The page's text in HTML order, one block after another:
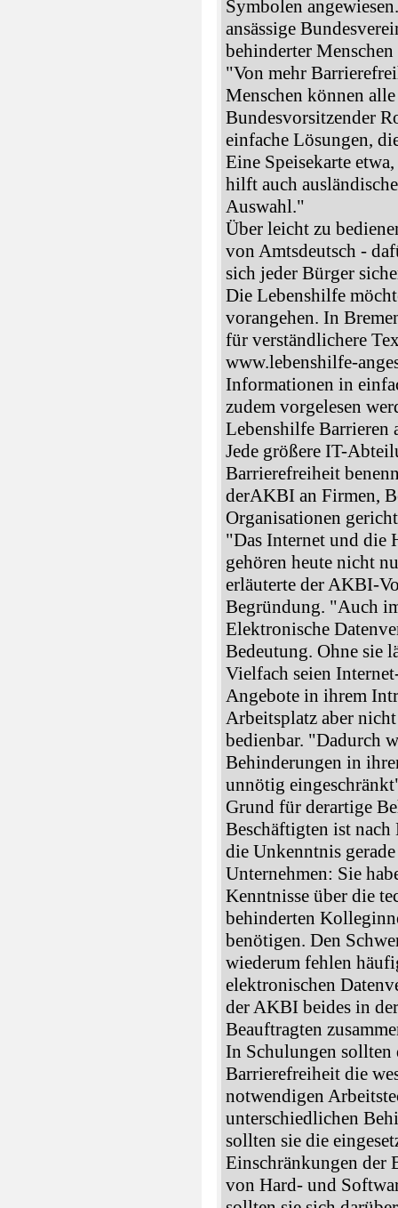
Symbolen
ansässige
behinderter
"Von mehr
Menschen können
Bundesvorsitzender
einfache Lösungen,
Eine Speisekarte
hilft auch
Auswahl."
Über leicht zu
von Amtsdeutsch -
sich jeder Bürger
Die Lebenshilfe
vorangehen. In
für verständlichere
www.lebenshilfe-
Informationen in
zudem vorgelesen
Lebenshilfe Barrieren
Jede größere IT-
Barrierefreiheit
derAKBI an Firmen,
Organisationen
"Das Internet und die
gehören heute nicht
erläuterte der AKBI-
Begründung. "Auch
Elektronische
Bedeutung. Ohne sie
Vielfach seien
Angebote in ihrem
Arbeitsplatz aber
bedienbar. "Dadurch
Behinderungen in
unnötig
Grund für derartige
Beschäftigten ist
die Unkenntnis
Unternehmen: Sie
Kenntnisse über die
behinderten
benötigen. Den
wiederum fehlen
elektronischen
der AKBI beides in
Beauftragten
In Schulungen
Barrierefreiheit die
notwendigen
unterschiedlichen
sollten sie die
Einschränkungen der
von Hard- und